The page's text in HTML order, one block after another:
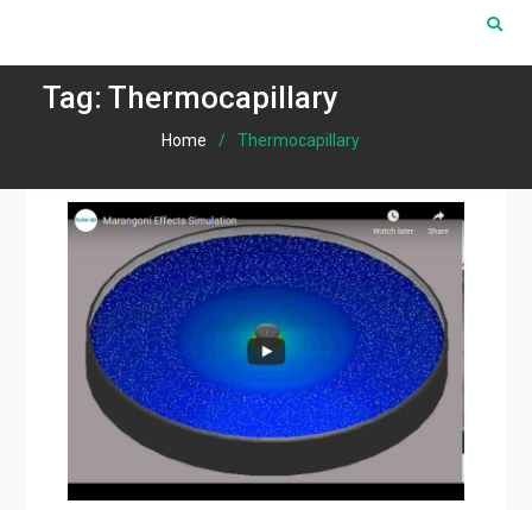
Tag:Thermocapillary
Home Thermocapillary